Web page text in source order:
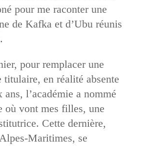
pour me raconter une
de Kafka et d’Ubu réunis
pour remplacer une
titulaire, en réalité absente
ans, l’académie a nommé
où vont mes filles, une
Cette dernière,
Maritimes, se